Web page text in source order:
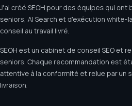
J'ai créé SEOH pour des équipes qui ont
seniors, AI Search et d'exécution white-
conseil au travail livré.
SEOH est un cabinet de conseil SEO et
seniors. Chaque recommandation est
attentive à la conformité et relue par un
livraison.